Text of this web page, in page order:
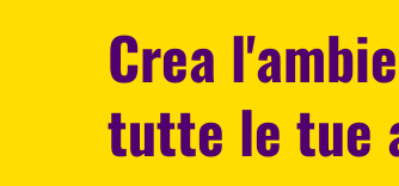
Crea
tutte le tue